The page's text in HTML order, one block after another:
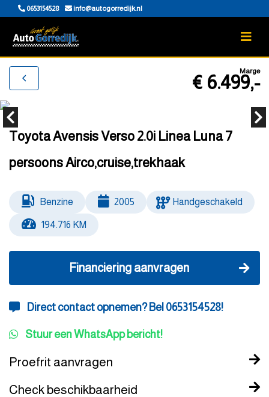
0653154528 info@autogorredijk.nl
Marge
€ 6.499,-
Toyota Avensis Verso 2.0i Linea Luna 7
persoons Airco,cruise,trekhaak
Benzine 2005 Handgeschakeld
194.716 KM
Financiering aanvragen
Direct contact opnemen? Bel 0653154528!
Stuur een WhatsApp bericht!
Proefrit aanvragen
Check beschikbaarheid